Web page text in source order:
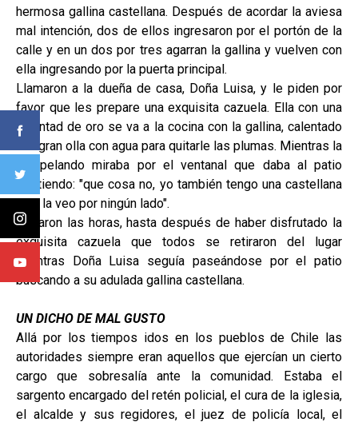
hermosa gallina castellana. Después de acordar la aviesa
mal intención, dos de ellos ingresaron por el portón de la
calle y en un dos por tres agarran la gallina y vuelven con
ella ingresando por la puerta principal.
Llamaron a la dueña de casa, Doña Luisa, y le piden por
favor que les prepare una exquisita cazuela. Ella con una
voluntad de oro se va a la cocina con la gallina, calentado
una gran olla con agua para quitarle las plumas. Mientras la
iba pelando miraba por el ventanal que daba al patio
repitiendo: "que cosa no, yo también tengo una castellana
y no la veo por ningún lado".
Pasaron las horas, hasta después de haber disfrutado la
exquisita cazuela que todos se retiraron del lugar
mientras Doña Luisa seguía paseándose por el patio
buscando a su adulada gallina castellana.
UN DICHO DE MAL GUSTO
Allá por los tiempos idos en los pueblos de Chile las
autoridades siempre eran aquellos que ejercían un cierto
cargo que sobresalía ante la comunidad. Estaba el
sargento encargado del retén policial, el cura de la iglesia,
el alcalde y sus regidores, el juez de policía local, el